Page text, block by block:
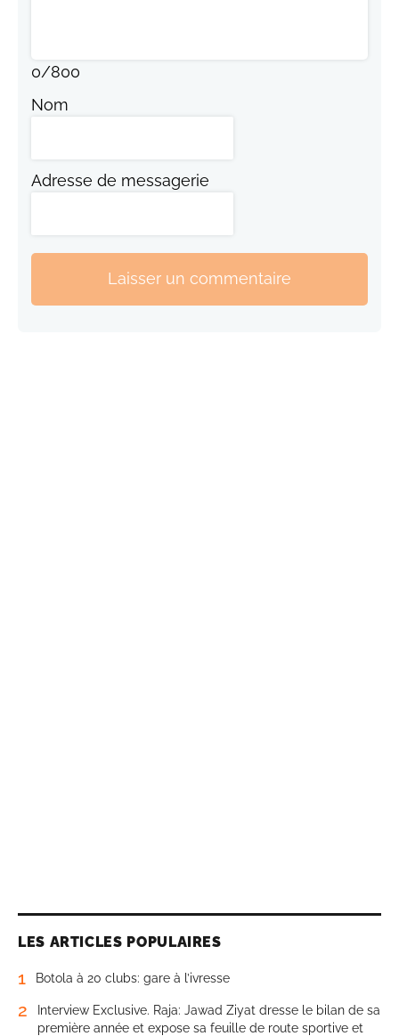
0/800
Nom
Adresse de messagerie
Laisser un commentaire
LES ARTICLES POPULAIRES
1 Botola à 20 clubs: gare à l’ivresse
2
Interview Exclusive. Raja: Jawad Ziyat dresse le bilan de sa
première année et expose sa feuille de route sportive et